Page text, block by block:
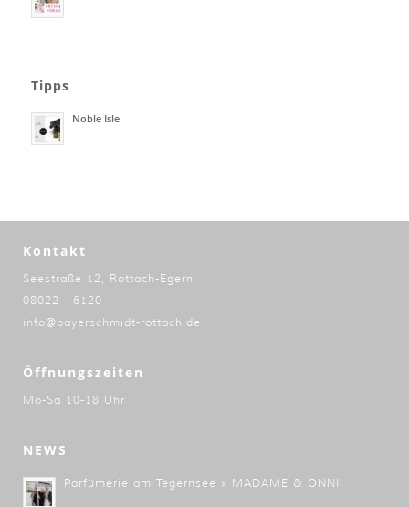
Tipps
Noble Isle
Kontakt
Seestraße 12, Rottach-Egern
08022 - 6120
info@bayerschmidt-rottach.de
Öffnungszeiten
Mo-Sa 10-18 Uhr
NEWS
Parfümerie am Tegernsee x MADAME & ONNI